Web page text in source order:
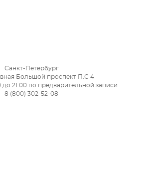
Санкт-Петербург
Большой проспект П.С 4
до 21:00 по предварительной записи
8 (800) 302-52-08